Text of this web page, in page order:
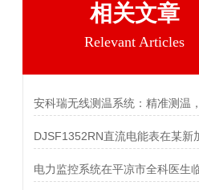
相关文章
Relevant Articles